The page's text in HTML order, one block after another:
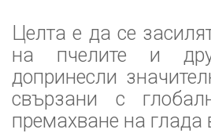
Целта е да се
на пчелите и
допринесли
свързани с
премахване на глада